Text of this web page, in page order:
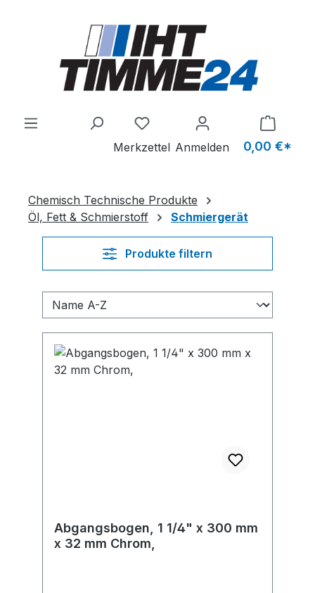
Du hast 0 Produkte auf dem
Merkzettel Anmelden 0,00 €*
Chemisch Technische Produkte
Öl, Fett & Schmierstoff
Schmiergerät
Produkte filtern
Abgangsbogen, 1 1/4" x 300 mm
x 32 mm Chrom,